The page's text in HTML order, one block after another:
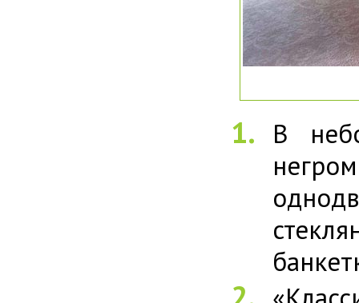
В